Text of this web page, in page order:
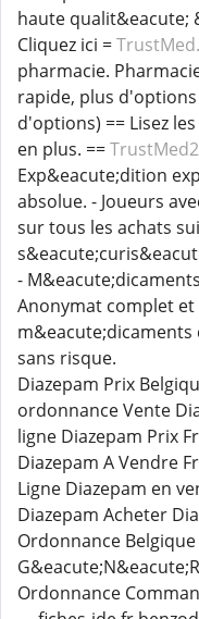
haute qualit&eacute;
Cliquez ici =
pharmacie.
rapide, plus
d'options) == Lisez
en plus. ==
Exp&eacute;dition
absolue. - Joueurs
sur tous les achats
-
Anonymat complet et
m&eacute;dicaments
sans risque.
Diazepam Prix
ordonnance Vente
ligne Diazepam Prix
Diazepam A Vendre
Ligne Diazepam en
Diazepam Acheter
Ordonnance
Ordonnance